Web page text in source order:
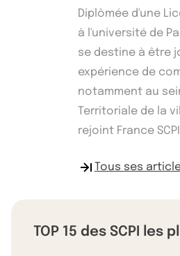
Diplômée d'une
à l'université de
se destine à être
expérience de
notamment au
Territoriale de la
rejoint France
Tous ses
TOP 15 des SCPI les